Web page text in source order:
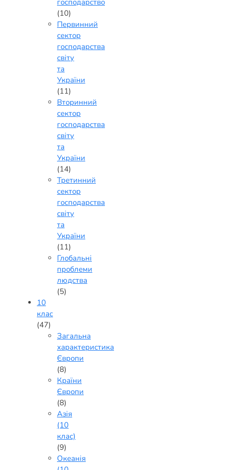
(10)
Первинний
сектор
господарства
світу
та
України
(11)
Вторинний
сектор
господарства
світу
та
України
(14)
Третинний
сектор
господарства
світу
та
України
(11)
Глобальні
проблеми
людства
(5)
10
клас
(47)
Загальна
характеристика
Європи
(8)
Країни
Європи
(8)
Азія
(10
клас)
(9)
Океанія